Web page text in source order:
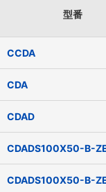
型番
CCDA
CDA
CDAD
CDADS100X50-B-
CDADS100X50-B-